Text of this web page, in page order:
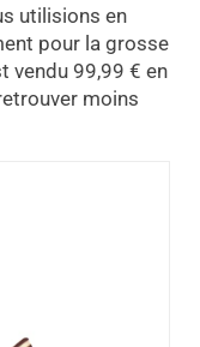
utilisions en
pour la grosse
vendu 99,99 € en
moins